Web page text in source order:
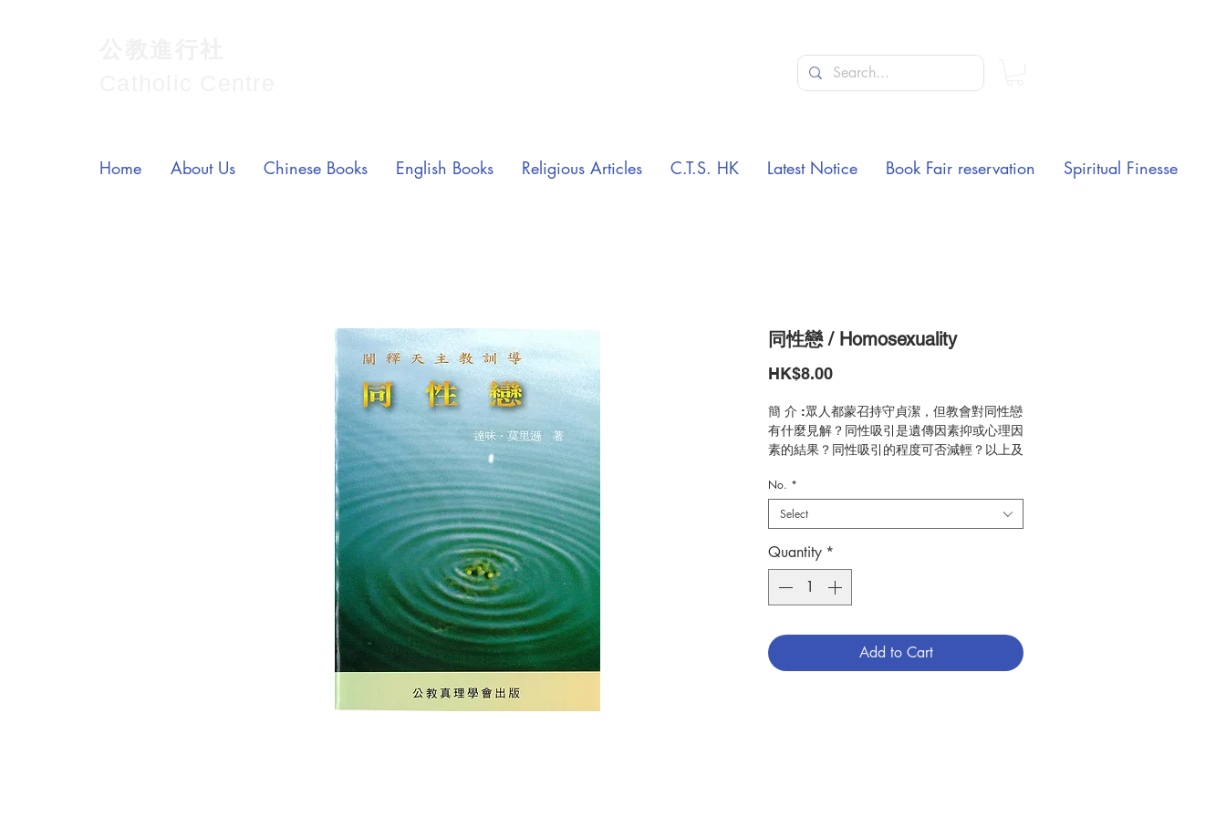
同性戀 / Homosexuality
HK$8.00Price
簡 介 :眾人都蒙召持守貞潔，但教會對同性戀
有什麼見解？同性吸引是遺傳因素抑或心理因
素的結果？同性吸引的程度可否減輕？以上及
單和富有表現力的語言解答。
作 者 :達味‧莫里遜 (David Morrison)
頁 數 :48
分 類 :社會
ISBN:9789628909247
No. 3156009103
No. *
Select
Quantity *
Add to Cart
Home About Us Chinese Books English Books Religious Articles C.T.S. HK Latest Notice Book Fair reservation Spiritual Finesse